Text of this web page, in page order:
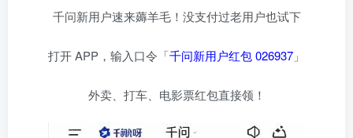
千问新用户速来薅羊毛！没支付过老用户也试下
打开 APP，输入口令「千问新用户红包 026937 」
外卖、打车、电影票红包直接领！